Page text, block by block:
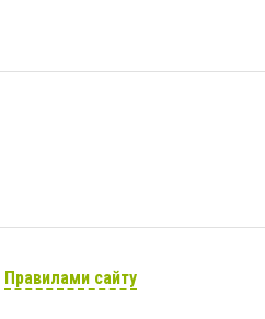
Правилами сайту